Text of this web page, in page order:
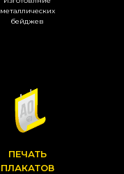
металлических
бейджев
ПЕЧАТЬ
ПЛАКАТОВ